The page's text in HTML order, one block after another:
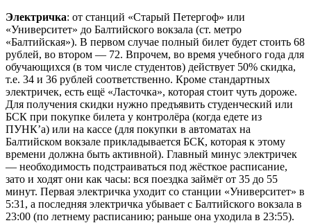
Электричка: от станций «Старый Петергоф» или
«Университет» до Балтийского вокзала (ст. метро
«Балтийская»). В первом случае полный билет будет стоить 68
рублей, во втором — 72. Впрочем, во время учебного года для
обучающихся (в том числе студентов) действует 50% скидка,
т.е. 34 и 36 рублей соответственно. Кроме стандартных
электричек, есть ещё «Ласточка», которая стоит чуть дороже.
Для получения скидки нужно предъявить студенческий или
БСК при покупке билета у контролёра (когда едете из
ПУНК’а) или на кассе (для покупки в автоматах на
Балтийском вокзале прикладывается БСК, которая к этому
времени должна быть активной). Главный минус электричек
— необходимость подстраиваться под жёсткое расписание,
зато и ходят они как часы: вся поездка займёт от 35 до 55
минут. Первая электричка уходит со станции «Университет» в
5:31, а последняя электричка убывает с Балтийского вокзала в
23:00 (по летнему расписанию; раньше она уходила в 23:55).